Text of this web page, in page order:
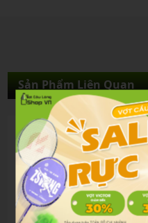
Sản Phẩm Liên Quan